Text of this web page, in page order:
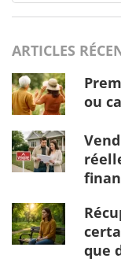
ARTICLES
ou
que